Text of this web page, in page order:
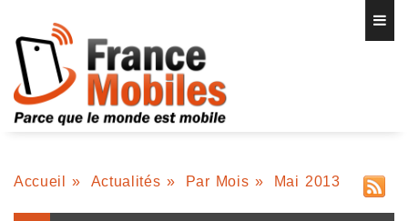
Accueil » Actualités » Par Mois » Mai 2013